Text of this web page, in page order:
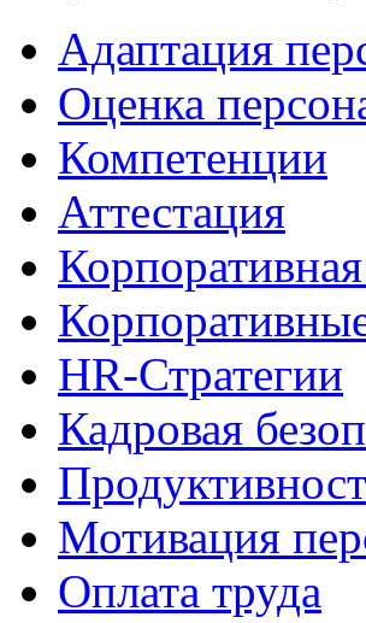
Адаптация
Оценка
Компетенции
Аттестация
HR-Стратегии
Кадровая
Мотивация
Оплата труда